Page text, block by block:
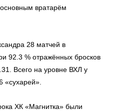
вратарём
28 матчей в
92.3 % отражённых бросков
Всего на уровне ВХЛ у
«сухарей».
ХК «Магнитка» были